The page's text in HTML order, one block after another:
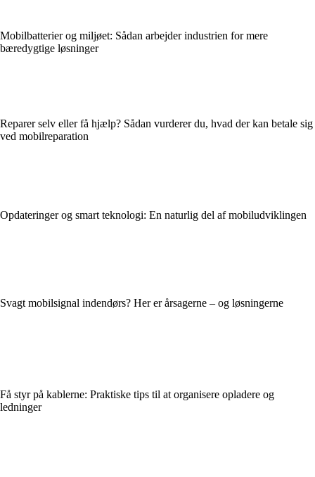
Mobilbatterier og miljøet: Sådan arbejder industrien for mere
bæredygtige løsninger
Reparer selv eller få hjælp? Sådan vurderer du, hvad der kan betale sig
ved mobilreparation
Opdateringer og smart teknologi: En naturlig del af mobiludviklingen
Svagt mobilsignal indendørs? Her er årsagerne – og løsningerne
Få styr på kablerne: Praktiske tips til at organisere opladere og
ledninger